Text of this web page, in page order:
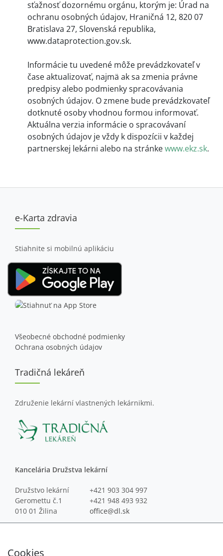
sťažnosť dozornému orgánu, ktorým je: Úrad na
ochranu osobných údajov, Hraničná 12, 820 07
Bratislava 27, Slovenská republika,
www.dataprotection.gov.sk.
Informácie tu uvedené môže prevádzkovateľ v
čase aktualizovať, najmä ak sa zmenia právne
predpisy alebo podmienky spracovávania
osobných údajov. O zmene bude prevádzkovateľ
dotknuté osoby vhodnou formou informovať.
Aktuálna verzia informácie o spracovávaní
osobných údajov je vždy k dispozícii v každej
partnerskej lekárni alebo na stránkewww.ekz.sk.
e-Karta zdravia
Stiahnite si mobilnú aplikáciu
Všeobecné obchodné podmienky
Ochrana osobných údajov
Tradičná lekáreň
Združenie lekární vlastnených lekárnikmi.
Kancelária Družstva lekární
Družstvo lekární
+421 903 304 997
Geromettu č.1
+421 948 493 932
010 01 Žilina
office@dl.sk
Cookies